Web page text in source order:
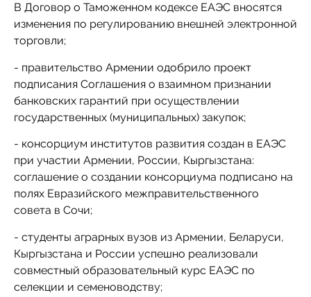
В Договор о Таможенном кодексе ЕАЭС вносятся
изменения по регулированию внешней электронной
торговли;
- правительство Армении одобрило проект
подписания Соглашения о взаимном признании
банковских гарантий при осуществлении
государственных (муниципальных) закупок;
- консорциум институтов развития создан в ЕАЭС
при участии Армении, России, Кыргызстана:
соглашение о создании консорциума подписано на
полях Евразийского межправительственного
совета в Сочи;
- студенты аграрных вузов из Армении, Беларуси,
Кыргызстана и России успешно реализовали
совместный образовательный курс ЕАЭС по
селекции и семеноводству;